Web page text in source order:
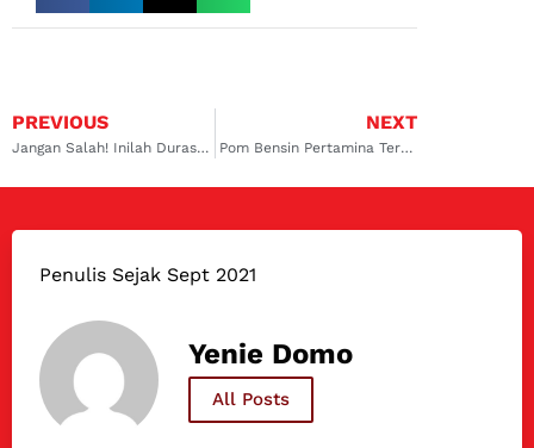
PREVIOUS
Jangan Salah! Inilah Durasi Memanaskan Mobil yang Tepat
NEXT
Pom Bensin Pertamina Terdekat Kode 31 Jabodetabek
Penulis Sejak Sept 2021
Yenie Domo
All Posts